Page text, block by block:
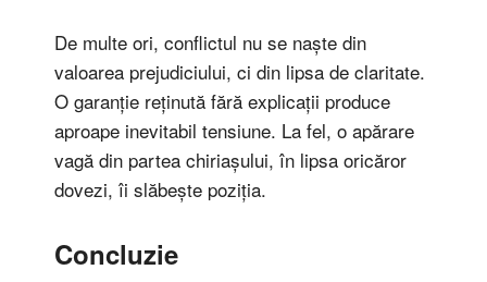
De multe ori, conflictul nu se naște din
valoarea prejudiciului, ci din lipsa de claritate.
O garanție reținută fără explicații produce
aproape inevitabil tensiune. La fel, o apărare
vagă din partea chiriașului, în lipsa oricăror
dovezi, îi slăbește poziția.
Concluzie